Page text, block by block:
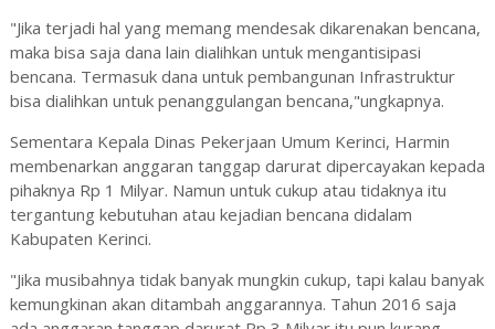
"Jika terjadi hal yang memang mendesak dikarenakan bencana,
maka bisa saja dana lain dialihkan untuk mengantisipasi
bencana. Termasuk dana untuk pembangunan Infrastruktur
bisa dialihkan untuk penanggulangan bencana,"ungkapnya.
Sementara Kepala Dinas Pekerjaan Umum Kerinci, Harmin
membenarkan anggaran tanggap darurat dipercayakan kepada
pihaknya Rp 1 Milyar. Namun untuk cukup atau tidaknya itu
tergantung kebutuhan atau kejadian bencana didalam
Kabupaten Kerinci.
"Jika musibahnya tidak banyak mungkin cukup, tapi kalau banyak
kemungkinan akan ditambah anggarannya. Tahun 2016 saja